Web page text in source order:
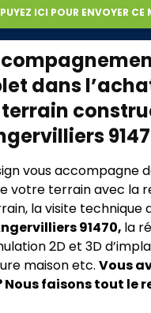
dans
vous accompagne
votre terrain avec la
la visite technique
91470, la
2D et 3D
maison etc. Vous
Nous faisons tout le